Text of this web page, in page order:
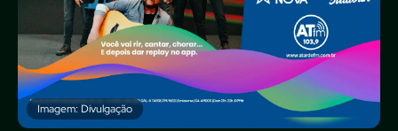
Imagem: Divulgação